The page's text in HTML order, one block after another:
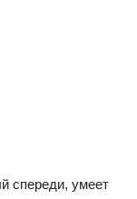
спереди, умеет